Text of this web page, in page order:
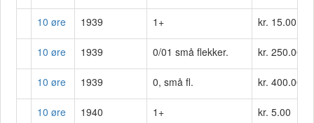
10 øre 1939 1+ kr. 15.00
10 øre 1939 0/01 små flekker. kr. 250.00
10 øre 1939 0, små fl. kr. 400.00
10 øre 1940 1+ kr. 5.00